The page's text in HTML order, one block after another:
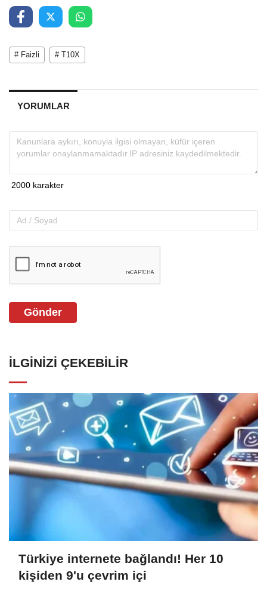
# Faizli # T10X
YORUMLAR
Gönder
İLGINIZI ÇEKEBILIR
Türkiye internete bağlandı! Her 10
kişiden 9'u çevrim içi